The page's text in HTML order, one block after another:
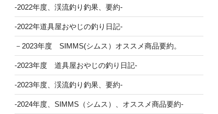
-2022年度、渓流釣り釣果、要約-
-2022年道具屋おやじの釣り日記-
－2023年度 SIMMS(シムス）オススメ商品要約。
-2023年度 道具屋おやじの釣り日記-
-2023年度、渓流釣り釣果、要約-
-2024年度、SIMMS（シムス）、オススメ商品要約-